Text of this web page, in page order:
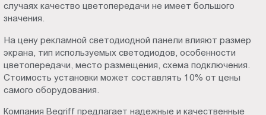
случаях качество цветопередачи не имеет большого
значения.
На цену рекламной светодиодной панели влияют размер
экрана, тип используемых светодиодов, особенности
цветопередачи, место размещения, схема подключения.
Стоимость установки может составлять 10% от цены
самого оборудования.
Компания Begriff предлагает надежные и качественные